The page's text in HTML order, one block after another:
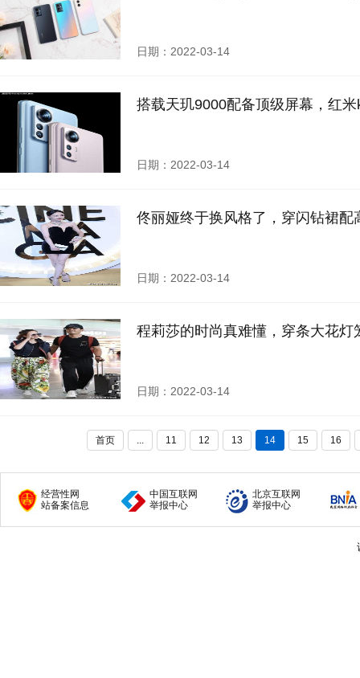
日期：2022-03-14
搭载天玑9000配备顶级屏幕，红
日期：2022-03-14
佟丽娅终于换风格了，穿闪钻裙
日期：2022-03-14
程莉莎的时尚真难懂，穿条大花
日期：2022-03-14
首页 ... 11 12 13 14 15 16
经营性网
站备案信息
中国互联网
举报中心
北京互联网
举报中心